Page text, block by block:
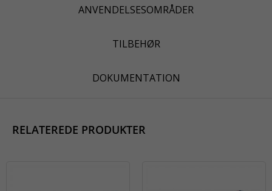
ANVENDELSESOMRÅDER
TILBEHØR
DOKUMENTATION
RELATEREDE PRODUKTER